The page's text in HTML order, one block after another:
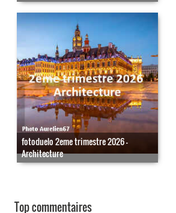
fotoduelo 2eme trimestre 2026 -
Architecture
Top commentaires